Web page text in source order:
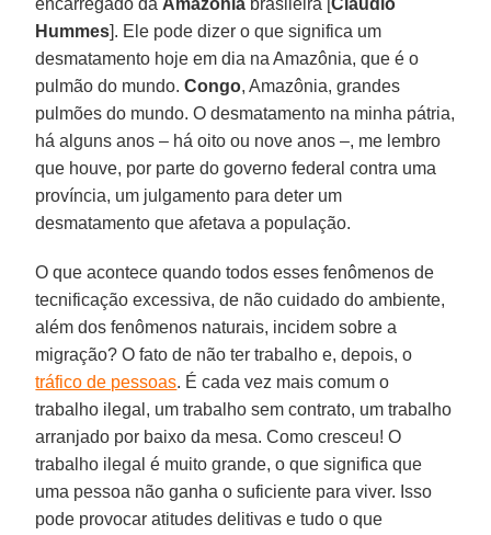
Hummes]. Ele pode dizer o que significa um
desmatamento hoje em dia na Amazônia, que é o
pulmão do mundo.Congo, Amazônia, grandes
pulmões do mundo. O desmatamento na minha pátria,
há alguns anos – há oito ou nove anos –, me lembro
que houve, por parte do governo federal contra uma
província, um julgamento para deter um
desmatamento que afetava a população.
O que acontece quando todos esses fenômenos de
tecnificação excessiva, de não cuidado do ambiente,
além dos fenômenos naturais, incidem sobre a
migração? O fato de não ter trabalho e, depois, o
tráfico de pessoas. É cada vez mais comum o
trabalho ilegal, um trabalho sem contrato, um trabalho
arranjado por baixo da mesa. Como cresceu! O
trabalho ilegal é muito grande, o que significa que
uma pessoa não ganha o suficiente para viver. Isso
pode provocar atitudes delitivas e tudo o que